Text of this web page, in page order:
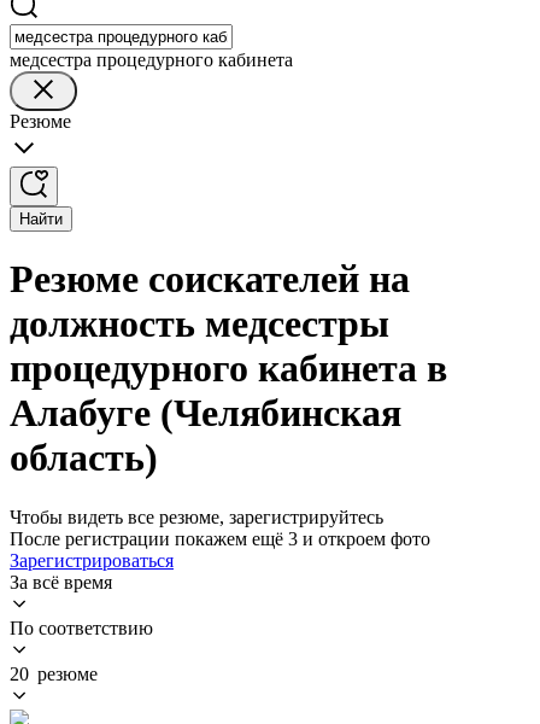
медсестра процедурного кабинета
Резюме
Найти
Резюме соискателей на
должность медсестры
процедурного кабинета в
Алабуге (Челябинская
область)
Чтобы видеть все резюме, зарегистрируйтесь
После регистрации покажем ещё 3 и откроем фото
Зарегистрироваться
За всё время
По соответствию
20 резюме